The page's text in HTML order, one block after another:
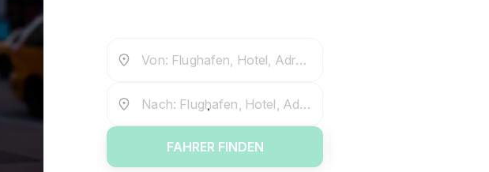
Von: Flughafen, Hotel, Adresse
Nach: Flughafen, Hotel, Adresse
FAHRER FINDEN